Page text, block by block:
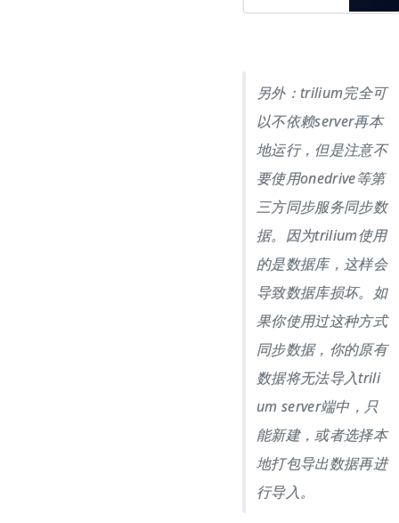
account on
GitHub.
另外：trilium完全可
以不依赖server再本
地运行，但是注意不
要使用onedrive等第
三方同步服务同步数
据。因为trilium使用
的是数据库，这样会
导致数据库损坏。如
果你使用过这种方式
同步数据，你的原有
数据将无法导入trili
um server端中，只
能新建，或者选择本
地打包导出数据再进
行导入。